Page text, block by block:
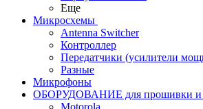
Еще
Микросхемы
Antenna Switcher
Контроллер
Передатчики (усилители
Разные
Микрофоны
ОБОРУДОВАНИЕ для прошивки и
Motorola